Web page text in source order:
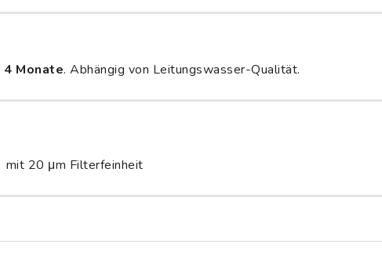
4 Monate. Abhängig von Leitungswasser-Qualität.
mit 20 μm Filterfeinheit